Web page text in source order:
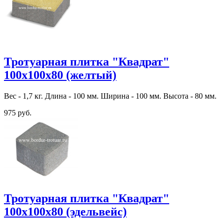
Тротуарная плитка "Квадрат"
100х100х80 (желтый)
Вес - 1,7 кг. Длина - 100 мм. Ширина - 100 мм. Высота - 80 мм.
975 руб.
Тротуарная плитка "Квадрат"
100х100х80 (эдельвейс)